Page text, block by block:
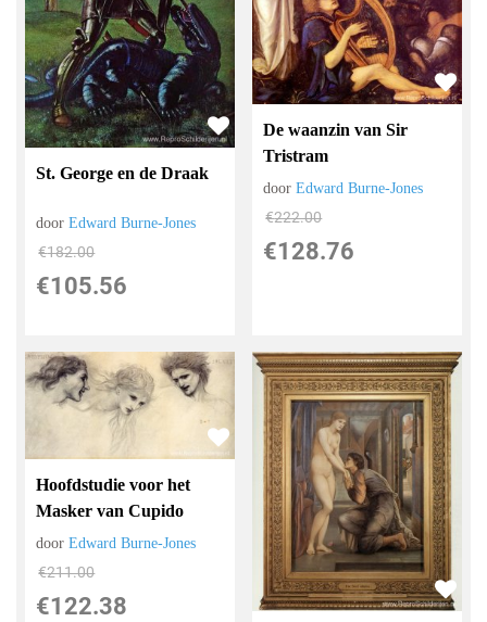
St. George en de Draak
doorEdward Burne-Jones
€182.00
€105.56
De waanzin van Sir
Tristram
doorEdward Burne-Jones
€222.00
€128.76
Hoofdstudie voor het
Masker van Cupido
doorEdward Burne-Jones
€211.00
€122.38